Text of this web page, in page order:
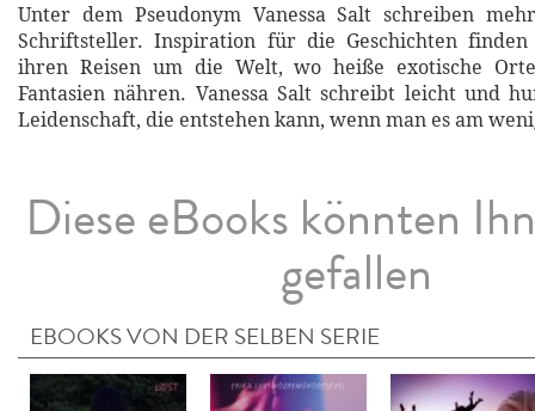
Unter dem Pseudonym Vanessa Salt schreiben
Schriftsteller. Inspiration für die Geschichten
ihren Reisen um die Welt, wo heiße exotische
Fantasien nähren. Vanessa Salt schreibt leicht und
Leidenschaft, die entstehen kann, wenn man es am
Diese eBooks könnten
gefallen
EBOOKS VON DER SELBEN SERIE